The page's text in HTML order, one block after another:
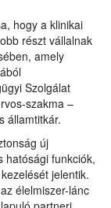
hogy a klinikai
részt vállalnak
amely
Szolgálat
szakma –
államtitkár.
új
hatósági funkciók,
jelentik.
élelmiszer-lánc